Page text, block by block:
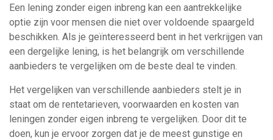
Een lening zonder eigen inbreng kan een aantrekkelijke
optie zijn voor mensen die niet over voldoende spaargeld
beschikken. Als je geïnteresseerd bent in het verkrijgen van
een dergelijke lening, is het belangrijk om verschillende
aanbieders te vergelijken om de beste deal te vinden.
Het vergelijken van verschillende aanbieders stelt je in
staat om de rentetarieven, voorwaarden en kosten van
leningen zonder eigen inbreng te vergelijken. Door dit te
doen, kun je ervoor zorgen dat je de meest gunstige en